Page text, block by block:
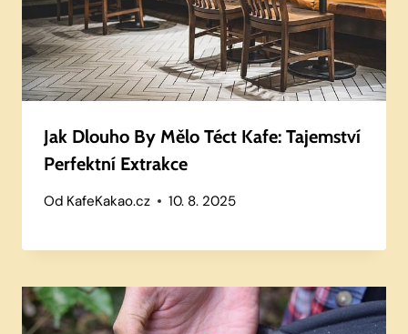
Jak Dlouho By Mělo Téct Kafe: Tajemství
Perfektní Extrakce
Od KafeKakao.cz 10. 8. 2025